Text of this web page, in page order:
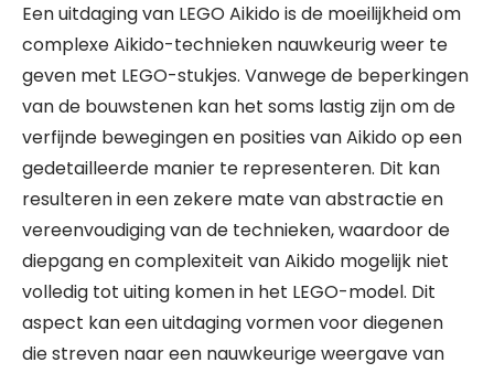
Een uitdaging van LEGO Aikido is de moeilijkheid om
complexe Aikido-technieken nauwkeurig weer te
geven met LEGO-stukjes. Vanwege de beperkingen
van de bouwstenen kan het soms lastig zijn om de
verfijnde bewegingen en posities van Aikido op een
gedetailleerde manier te representeren. Dit kan
resulteren in een zekere mate van abstractie en
vereenvoudiging van de technieken, waardoor de
diepgang en complexiteit van Aikido mogelijk niet
volledig tot uiting komen in het LEGO-model. Dit
aspect kan een uitdaging vormen voor diegenen
die streven naar een nauwkeurige weergave van